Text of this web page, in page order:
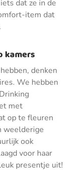
dat ze in de
item dat
kamers
denken
We hebben
met
op te fleuren
weelderige
ook
voor haar
presentje uit!